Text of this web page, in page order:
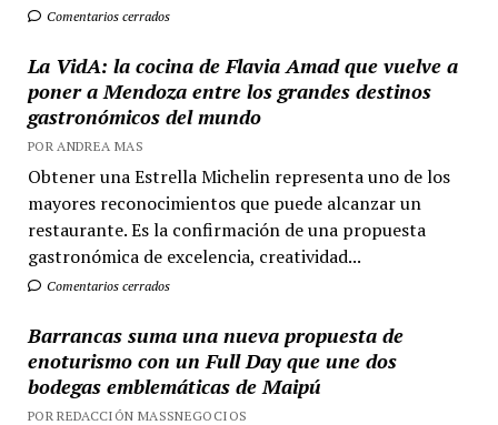
Comentarios cerrados
La VidA: la cocina de Flavia Amad que vuelve a
poner a Mendoza entre los grandes destinos
gastronómicos del mundo
POR ANDREA MAS
Obtener una Estrella Michelin representa uno de los
mayores reconocimientos que puede alcanzar un
restaurante. Es la confirmación de una propuesta
gastronómica de excelencia, creatividad...
Comentarios cerrados
Barrancas suma una nueva propuesta de
enoturismo con un Full Day que une dos
bodegas emblemáticas de Maipú
POR REDACCIÓN MASSNEGOCIOS